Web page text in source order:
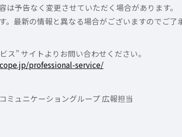
は予告なく変更させていただく場合があります。
。最新の情報と異なる場合がございますのでご了
ス” サイトよりお問い合わせください。
professional-service/
ミュニケーショングループ 広報担当